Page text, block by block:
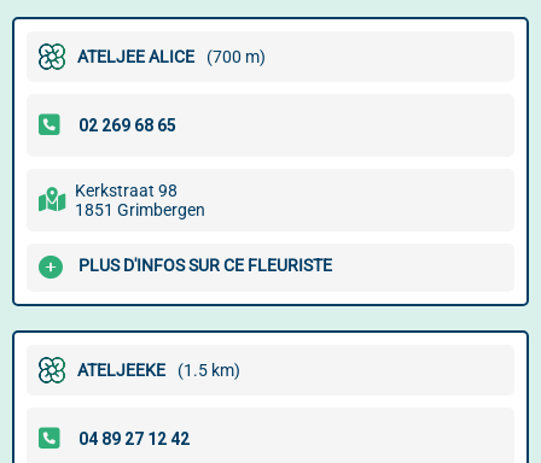
ATELJEE ALICE (700 m)
Kerkstraat 98
1851 Grimbergen
PLUS D'INFOS SUR CE FLEURISTE
ATELJEEKE (1.5 km)